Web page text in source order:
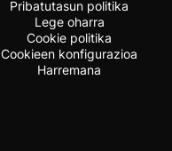
Pribatutasun politika
Lege oharra
Cookie politika
Cookieen konfigurazioa
Harremana